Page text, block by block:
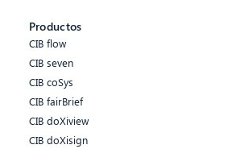
Productos
CIB flow
CIB seven
CIB coSys
CIB fairBrief
CIB doXiview
CIB doXisign